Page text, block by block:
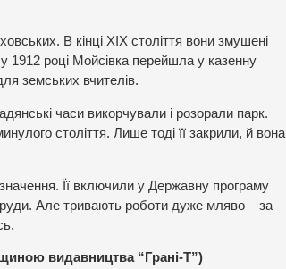
В кінці ХІХ століття вони змушені
1912 році Мойсівка перейшла у казенну
земських вчителів.
часи викорчували і розорали парк.
століття. Лише тоді її закрили, й вона
Її включили у Державну програму
Але тривають роботи дуже мляво – за
видавництва “Грані-Т”)